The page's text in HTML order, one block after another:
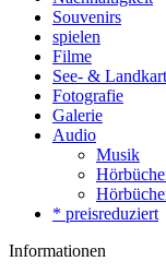
Souvenirs
spielen
Filme
See- &
Fotografie
Galerie
Audio
Musik
* preisreduziert
Informationen